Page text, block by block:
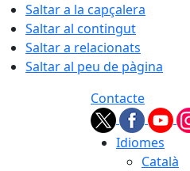
Saltar a la capçalera
Saltar al contingut
Saltar a relacionats
Saltar al peu de pàgina
Contacte
Idiomes
Català